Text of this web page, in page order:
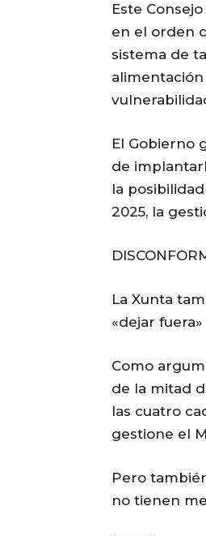
Este
en el orden
sistema de
El Gobierno
de
la
2025, la
La Xunta
«dejar
Como
de la mitad
las cuatro
gestione el
Pero
no tienen